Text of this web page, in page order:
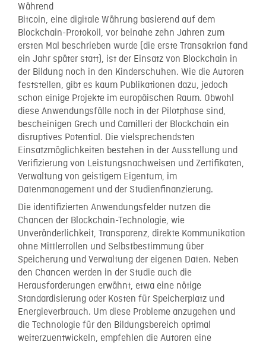
Während
Bitcoin, eine digitale Währung basierend auf dem
Blockchain-Protokoll, vor beinahe zehn Jahren zum
ersten Mal beschrieben wurde (die erste Transaktion fand
ein Jahr später statt), ist der Einsatz von Blockchain in
der Bildung noch in den Kinderschuhen. Wie die Autoren
feststellen, gibt es kaum Publikationen dazu, jedoch
schon einige Projekte im europäischen Raum. Obwohl
diese Anwendungsfälle noch in der Pilotphase sind,
bescheinigen Grech und Camilleri der Blockchain ein
disruptives Potential. Die vielsprechendsten
Einsatzmöglichkeiten bestehen in der Ausstellung und
Verifizierung von Leistungsnachweisen und Zertifikaten,
Verwaltung von geistigem Eigentum, im
Datenmanagement und der Studienfinanzierung.
Die identifizierten Anwendungsfelder nutzen die
Chancen der Blockchain-Technologie, wie
Unveränderlichkeit, Transparenz, direkte Kommunikation
ohne Mittlerrollen und Selbstbestimmung über
Speicherung und Verwaltung der eigenen Daten. Neben
den Chancen werden in der Studie auch die
Herausforderungen erwähnt, etwa eine nötige
Standardisierung oder Kosten für Speicherplatz und
Energieverbrauch. Um diese Probleme anzugehen und
die Technologie für den Bildungsbereich optimal
weiterzuentwickeln, empfehlen die Autoren eine